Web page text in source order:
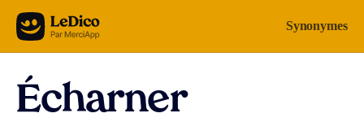
Aller au contenu Synonymes
Écharner